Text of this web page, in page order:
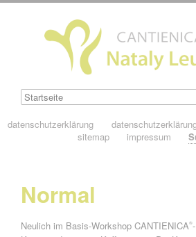
datenschutzerklärung
sitemap
impressum
Normal
Neulich im Basis-Workshop CANTIENICA®